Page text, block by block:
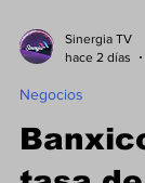
Sinergia TV
hace 2 días